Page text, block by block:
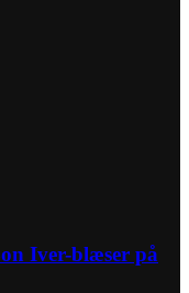
Iver-blæser på